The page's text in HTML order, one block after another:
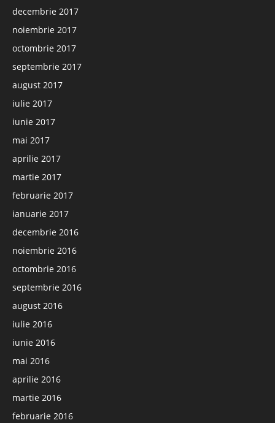
decembrie 2017
noiembrie 2017
octombrie 2017
septembrie 2017
august 2017
iulie 2017
iunie 2017
mai 2017
aprilie 2017
martie 2017
februarie 2017
ianuarie 2017
decembrie 2016
noiembrie 2016
octombrie 2016
septembrie 2016
august 2016
iulie 2016
iunie 2016
mai 2016
aprilie 2016
martie 2016
februarie 2016